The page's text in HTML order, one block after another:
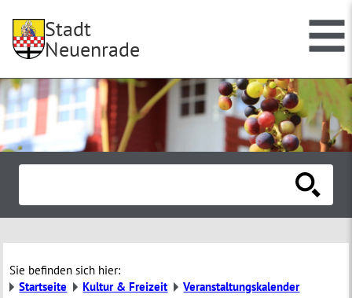
Stadt
Neuenrade
Sie befinden sich hier:
Startseite
Kultur & Freizeit Veranstaltungskalender